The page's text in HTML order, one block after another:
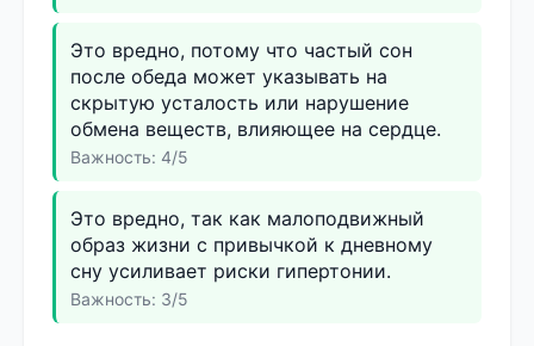
Это вредно, потому что частый сон
после обеда может указывать на
скрытую усталость или нарушение
обмена веществ, влияющее на сердце.
Важность: 4/5
Это вредно, так как малоподвижный
образ жизни с привычкой к дневному
сну усиливает риски гипертонии.
Важность: 3/5